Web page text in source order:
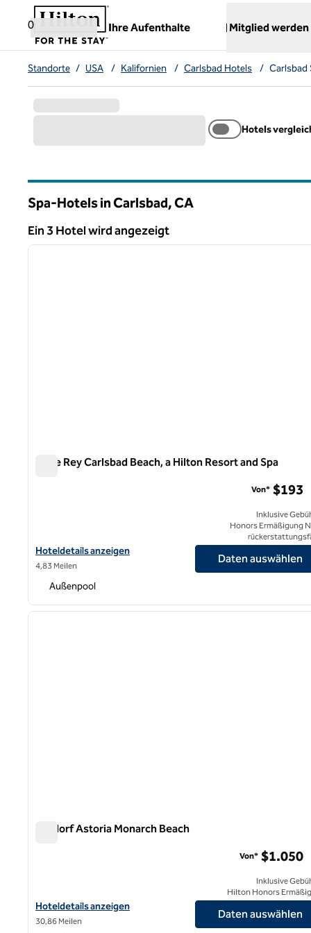
Weiter zum Inhalt
0
Ihre Aufenthalte
,öffnet neue Registerkarte
Mitglied werden
Standorte / USA / Kalifornien / Carlsbad Hotels / Carlsbad
Hotels
Spa-Hotels in Carlsbad,CA
Ein 3 Hotel wird angezeigt
Ein 3 Hotel wird angezeigt
1 von 12
Cape Rey Carlsbad Beach, a Hilton Resort and Spa
Hoteldetails zum Cape Rey Carlsbad Beach anzeigen, einem
Hoteldetails anzeigen
4,83 Meilen
Von* $193
Inklusive
Honors Ermäßigung
Daten auswählen
Außenpool
1 von 12
Waldorf Astoria Monarch Beach
Hoteldetails für Waldorf Astoria Monarch Beach anzeigen
Hoteldetails anzeigen
30,86 Meilen
Von* $1.050
Inklusive
Hilton Honors
Daten auswählen